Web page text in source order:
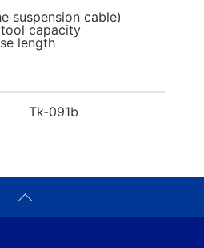
suspension cable)
capacity
length
Tk-091b